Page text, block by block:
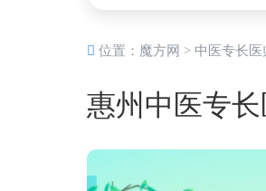
位置： 魔方网 > 中医专长医
惠州中医专